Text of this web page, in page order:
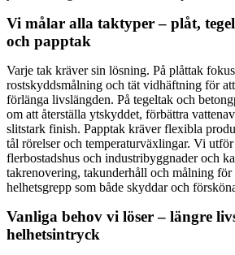
Vi målar alla taktyper – plåt,
och papptak
Varje tak kräver sin lösning. På plåttak
rostskyddsmålning och tät vidhäftning för
förlänga livslängden. På tegeltak och
om att återställa ytskyddet, förbättra
slitstark finish. Papptak kräver flexibla
tål rörelser och temperaturväxlingar. Vi
flerbostadshus och industribyggnader och
takrenovering, takunderhåll och målning
helhetsgrepp som både skyddar och
Vanliga behov vi löser – längre
helhetsintryck